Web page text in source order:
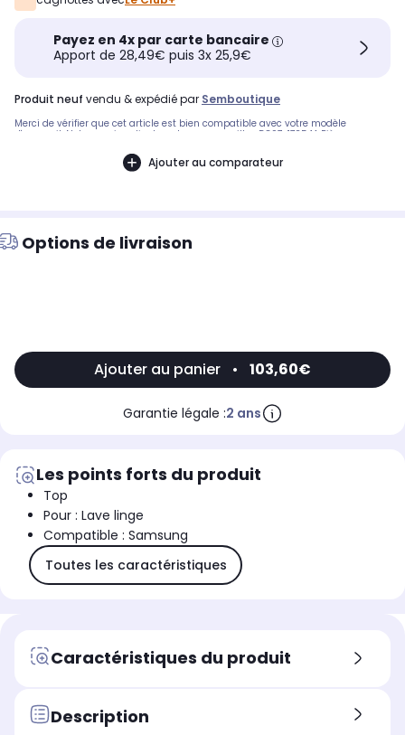
Payez en 4x par carte bancaire
Apport de 28,49€ puis 3x 25,9€
produit neuf vendu & expédié par Semboutique
Merci de vérifier que cet article est bien compatible avec votre modèle
d'appareil. Notre service client peut vous conseiller. DC97-17254A.Pièce
SAMSUNG: WF90F5E3U4W/EF Ajouter au comparateur
Options de livraison
Ajouter au panier • 103,60€
Garantie légale :2 ans
Les points forts du produit
Top
Pour : Lave linge
Compatible : Samsung
Toutes les caractéristiques
Caractéristiques du produit
Description